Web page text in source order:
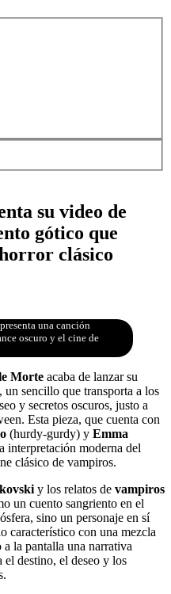
su video de
gótico que
clásico
presenta una canción
oscuro y el cine de
Morte acaba de lanzar su
, un sencillo que transporta a los
y secretos oscuros, justo a
Esta pieza, que cuenta con
(hurdy-gurdy) y Emma
interpretación moderna del
clásico de vampiros.
y los relatos de vampiros
un cuento sangriento en el
sino un personaje en sí
característico con una mezcla
a la pantalla una narrativa
destino, el deseo y los